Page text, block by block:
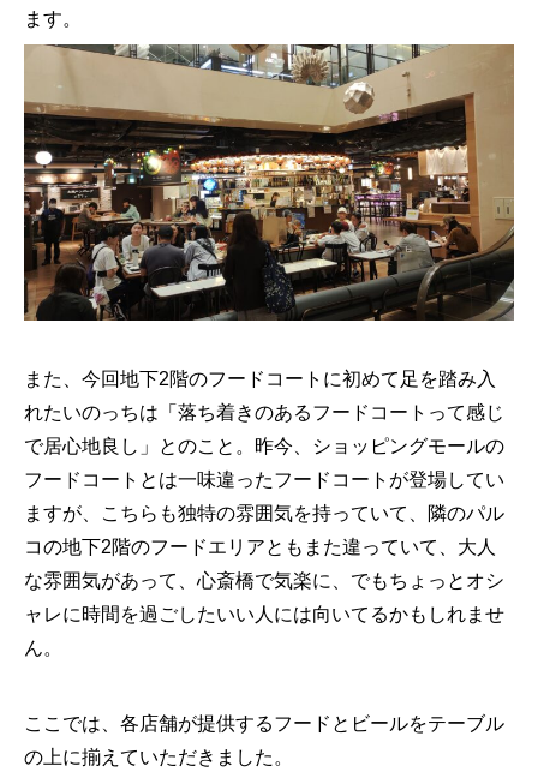
ます。
また、今回地下2階のフードコートに初めて足を踏み入
れたいのっちは「落ち着きのあるフードコートって感じ
で居心地良し」とのこと。昨今、ショッピングモールの
フードコートとは一味違ったフードコートが登場してい
ますが、こちらも独特の雰囲気を持っていて、隣のパル
コの地下2階のフードエリアともまた違っていて、大人
な雰囲気があって、心斎橋で気楽に、でもちょっとオシ
ャレに時間を過ごしたいい人には向いてるかもしれませ
ん。
ここでは、各店舗が提供するフードとビールをテーブル
の上に揃えていただきました。